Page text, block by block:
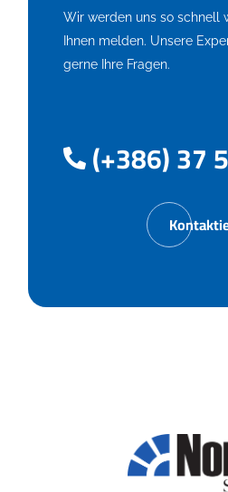
Wir werden uns so schnell
Ihnen melden. Unsere
gerne Ihre Fragen.
(+386) 37